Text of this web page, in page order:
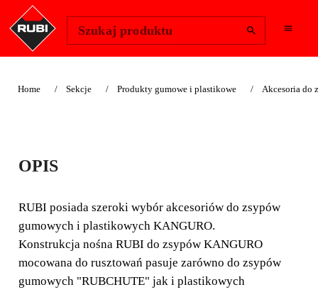
Szukaj produktu
Home Sekcje Produkty gumowe i plastikowe Akcesoria do
KONSTRUKCJA
NOŚNA MOCOWANA
DO RUSZTOWAŃ
RUBI posiada szeroki wybór akcesoriów do zsypów
gumowych i plastikowych KANGURO. Konstrukcja
nośna RUBI do zsypów KANGURO mocowana do
OPIS
RUBI posiada szeroki wybór akcesoriów do zsypów
gumowych i plastikowych KANGURO.
Konstrukcja nośna RUBI do zsypów KANGURO
mocowana do rusztowań pasuje zarówno do zsypów
gumowych "RUBCHUTE" jak i plastikowych